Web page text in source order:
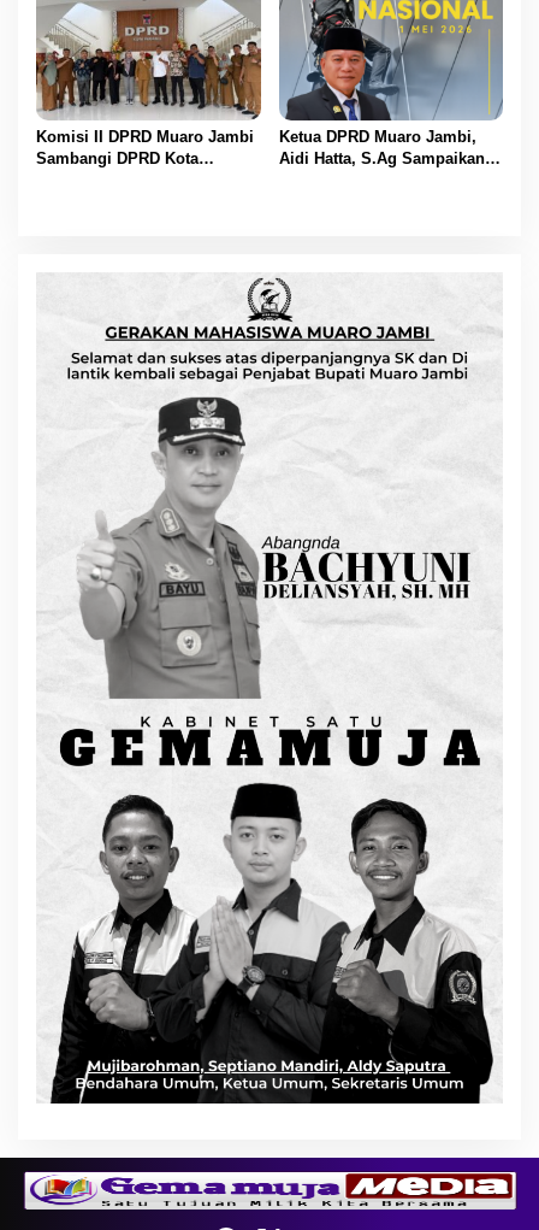
Penanaman Pohon Serentak
Komisi II DPRD Muaro Jambi
Sambangi DPRD Kota
Ketua DPRD Muaro Jambi,
Aidi Hatta, S.Ag Sampaikan